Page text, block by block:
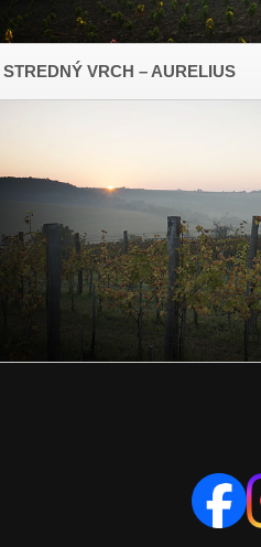
STREDNÝ VRCH – AURELIUS